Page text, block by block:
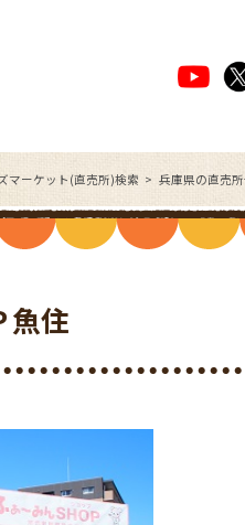
マーケット(直売所)検索 兵庫県の直売
魚住